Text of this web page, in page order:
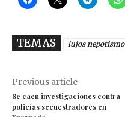
TEMAS lujos nepotismo
Previous article
Se caen investigaciones contra
policías secuestradores en